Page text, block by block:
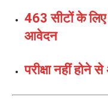
463 सीटों के
आवेदन
परीक्षा नहीं होने